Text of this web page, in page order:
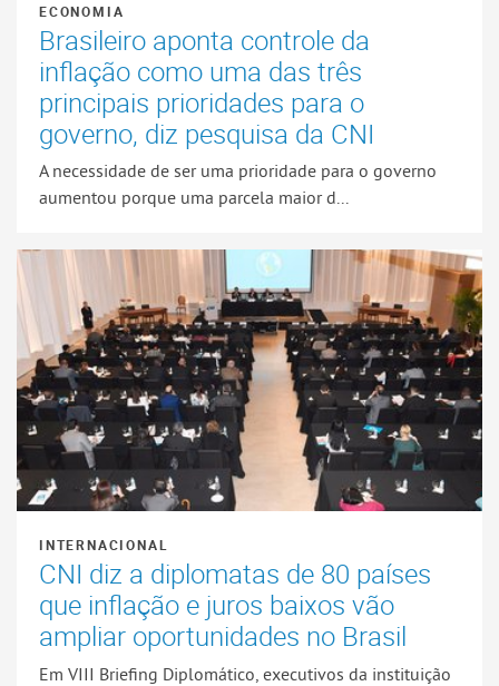
ECONOMIA
Brasileiro aponta controle da
inflação como uma das três
principais prioridades para o
governo, diz pesquisa da CNI
A necessidade de ser uma prioridade para o governo
aumentou porque uma parcela maior d...
INTERNACIONAL
CNI diz a diplomatas de 80 países
que inflação e juros baixos vão
ampliar oportunidades no Brasil
Em VIII Briefing Diplomático, executivos da instituição